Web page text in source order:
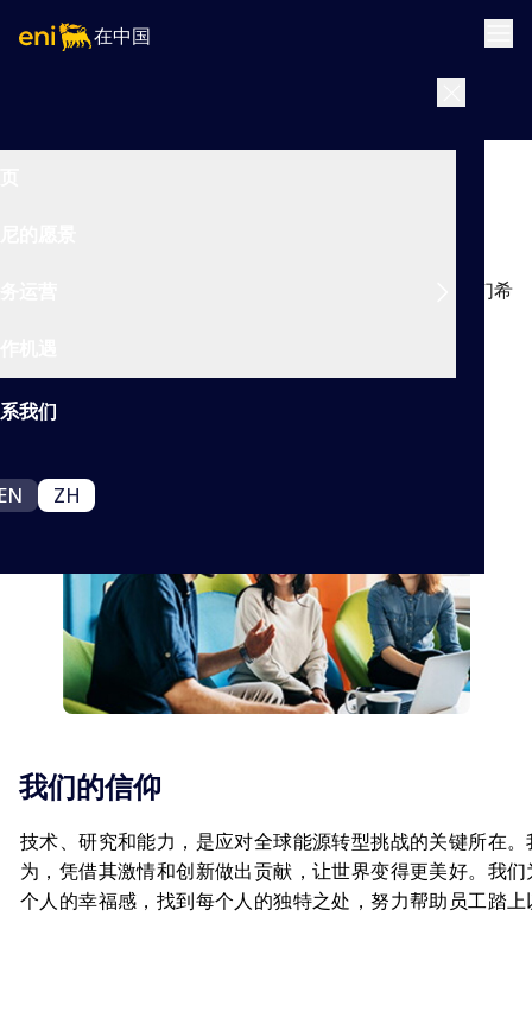
在中国
我们
ZH
我们能力非凡的员工始终在支持公司实现净零目标。我们希
我们的信仰
技术、研究和能力，是应对全球能源转型挑战的关键所在
为，凭借其激情和创新做出贡献，让世界变得更美好。我
个人的幸福感，找到每个人的独特之处，努力帮助员工踏